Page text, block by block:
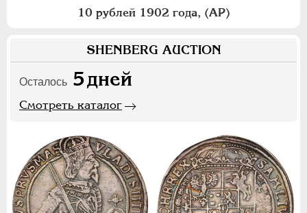
10 рублей 1902 года, (АР)
SHENBERG AUCTION
Осталось 5дней
Смотреть каталог